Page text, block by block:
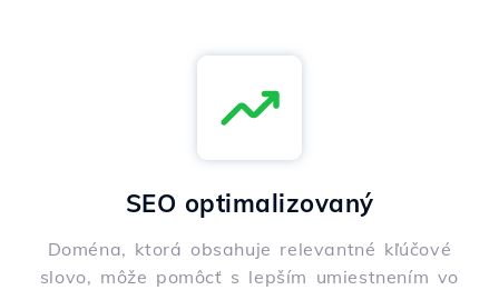
SEO optimalizovaný
Doména, ktorá obsahuje relevantné kľúčové
slovo, môže pomôcť s lepším umiestnením vo